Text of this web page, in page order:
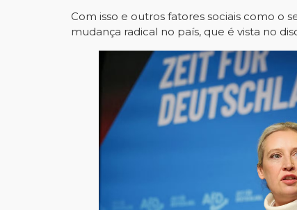
Com isso e outros fatores sociais como
mudança radical no país, que é vista no